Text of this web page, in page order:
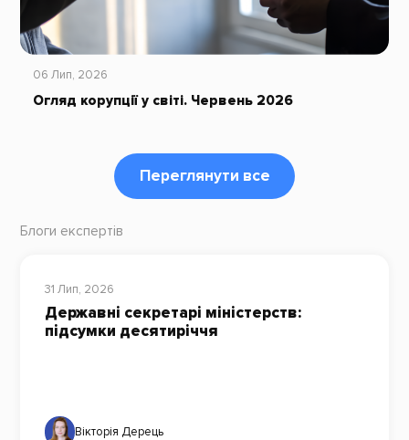
06 Лип, 2026
Огляд корупції у світі. Червень 2026
Переглянути все
Блоги експертів
31 Лип, 2026
Державні секретарі міністерств:
підсумки десятиріччя
Вікторія Дерець